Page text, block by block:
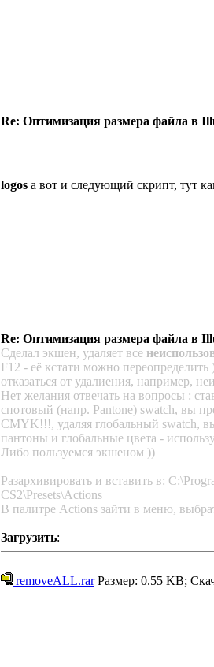
Re: Оптимизация размера файла в
logos а вот и следующий скрипт, тут
Re: Оптимизация размера файла в
Сделал экшен, удаляет все
F12 - её кстати можно
отказаться от удалиения, например,
Нет желания отвечать на вопросы :
спотовый (напр. Pantone) swatch, вы
CMYK!!!, удаляя глобальный swatch,
пантоны и глобальные цвета -
Либо пользуемся экшеном ))
Разархивировать и вставить в:
CS2\Presets\Actions
В палитре Actions зайти в меню,
Загрузить:
removeALL.rarРазмер: 0.55 KB;